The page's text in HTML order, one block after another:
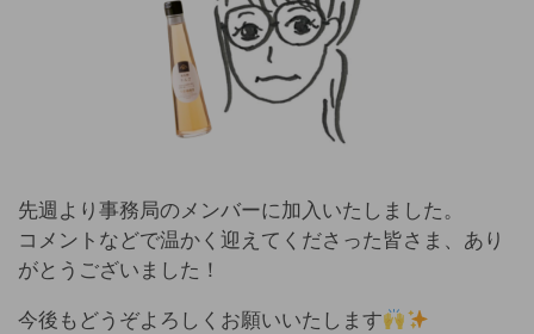
先週より事務局のメンバーに加入いたしました。
コメントなどで温かく迎えてくださった皆さま、あり
がとうございました！
今後もどうぞよろしくお願いいたします